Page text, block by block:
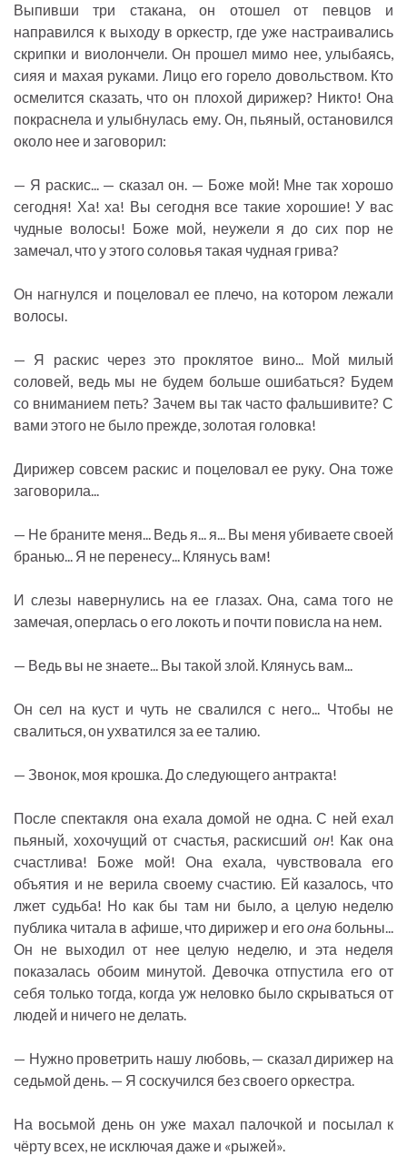
Выпивши три стакана, он отошел от певцов и
направился к выходу в оркестр, где уже настраивались
скрипки и виолончели. Он прошел мимо нее, улыбаясь,
сияя и махая руками. Лицо его горело довольством. Кто
осмелится сказать, что он плохой дирижер? Никто! Она
покраснела и улыбнулась ему. Он, пьяный, остановился
около нее и заговорил:
— Я раскис... — сказал он. — Боже мой! Мне так хорошо
сегодня! Ха! ха! Вы сегодня все такие хорошие! У вас
чудные волосы! Боже мой, неужели я до сих пор не
замечал, что у этого соловья такая чудная грива?
Он нагнулся и поцеловал ее плечо, на котором лежали
волосы.
— Я раскис через это проклятое вино... Мой милый
соловей, ведь мы не будем больше ошибаться? Будем
со вниманием петь? Зачем вы так часто фальшивите? С
вами этого не было прежде, золотая головка!
Дирижер совсем раскис и поцеловал ее руку. Она тоже
заговорила...
— Не браните меня... Ведь я... я... Вы меня убиваете своей
бранью... Я не перенесу... Клянусь вам!
И слезы навернулись на ее глазах. Она, сама того не
замечая, оперлась о его локоть и почти повисла на нем.
— Ведь вы не знаете... Вы такой злой. Клянусь вам...
Он сел на куст и чуть не свалился с него... Чтобы не
свалиться, он ухватился за ее талию.
— Звонок, моя крошка. До следующего антракта!
После спектакля она ехала домой не одна. С ней ехал
пьяный, хохочущий от счастья, раскисший он! Как она
счастлива! Боже мой! Она ехала, чувствовала его
объятия и не верила своему счастию. Ей казалось, что
лжет судьба! Но как бы там ни было, а целую неделю
публика читала в афише, что дирижер и егоона больны...
Он не выходил от нее целую неделю, и эта неделя
показалась обоим минутой. Девочка отпустила его от
себя только тогда, когда уж неловко было скрываться от
людей и ничего не делать.
— Нужно проветрить нашу любовь, — сказал дирижер на
седьмой день. — Я соскучился без своего оркестра.
На восьмой день он уже махал палочкой и посылал к
чёрту всех, не исключая даже и «рыжей».